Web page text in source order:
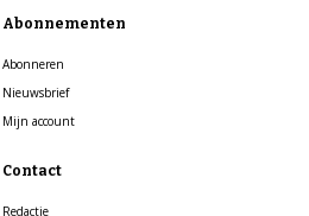
Abonnementen
Abonneren
Nieuwsbrief
Mijn account
Contact
Redactie